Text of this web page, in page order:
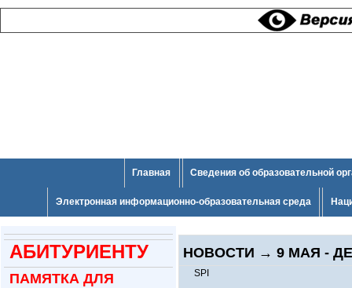
Главная Сведения об образовательной
Электронная информационно-образовательная среда
АБИТУРИЕНТУ
ПАМЯТКА ДЛЯ
НОВОСТИ → 9 МАЯ -
SPI